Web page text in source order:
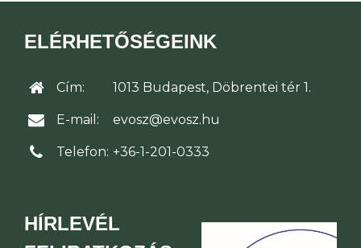
ELÉRHETŐSÉGEINK
Cím: 1013 Budapest, Döbrentei tér 1.
E-mail: evosz@evosz.hu
Telefon: +36-1-201-0333
HÍRLEVÉL